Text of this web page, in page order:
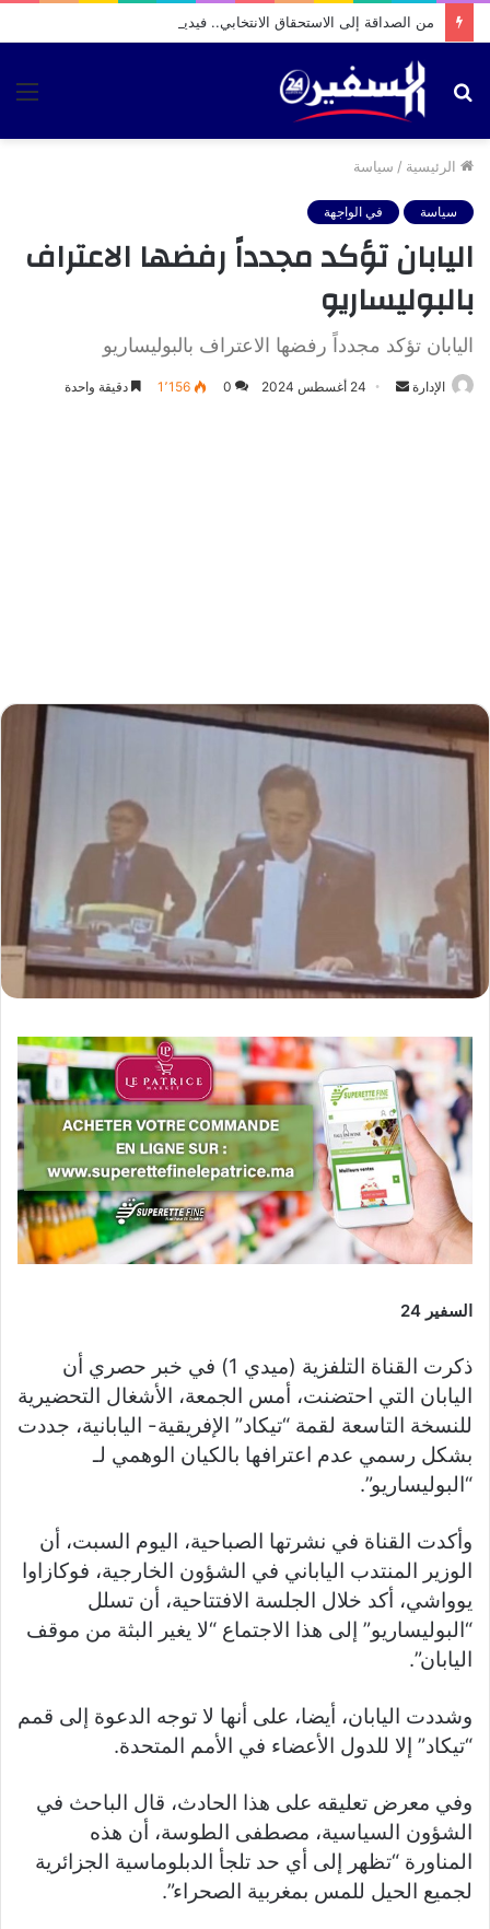
بحث
الرئيسية / سياسة
سياسة في الواجهة
اليابان تؤكد مجدداً رفضها الاعتراف
بالبوليساريو
اليابان تؤكد مجدداً رفضها الاعتراف بالبوليساريو
الإدارة
أرسل 24 أغسطس 2024 0 1٬156 دقيقة واحدة
السفير 24
ذكرت القناة التلفزية (ميدي 1) في خبر حصري أن
اليابان التي احتضنت، أمس الجمعة، الأشغال التحضيرية
للنسخة التاسعة لقمة “تيكاد” الإفريقية- اليابانية، جددت
بشكل رسمي عدم اعترافها بالكيان الوهمي لـ
“البوليساريو”.
وأكدت القناة في نشرتها الصباحية، اليوم السبت، أن
الوزير المنتدب الياباني في الشؤون الخارجية، فوكازاوا
يوواشي، أكد خلال الجلسة الافتتاحية، أن تسلل
“البوليساريو” إلى هذا الاجتماع “لا يغير البثة من موقف
اليابان”.
وشددت اليابان، أيضا، على أنها لا توجه الدعوة إلى قمم
“تيكاد” إلا للدول الأعضاء في الأمم المتحدة.
وفي معرض تعليقه على هذا الحادث، قال الباحث في
الشؤون السياسية، مصطفى الطوسة، أن هذه
المناورة “تظهر إلى أي حد تلجأ الدبلوماسية الجزائرية
لجميع الحيل للمس بمغربية الصحراء”.